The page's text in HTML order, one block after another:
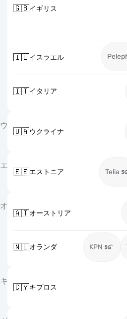
🇬🇧イギリス
🇮🇱イスラエル
🇮🇹イタリア
ウ
🇺🇦ウクライナ
エ
🇪🇪エストニア Telia
オ
🇦🇹オーストリア
🇳🇱オランダ KPN
キ
🇨🇾キプロス